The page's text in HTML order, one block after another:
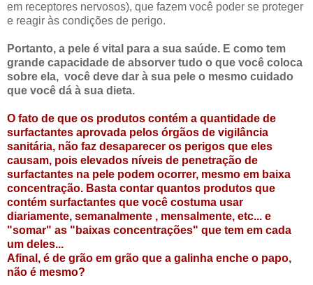
em receptores nervosos), que fazem você poder se proteger
e reagir às condições de perigo.
Portanto, a pele é vital para a sua saúde. E como tem
grande capacidade de absorver tudo o que você coloca
sobre ela, você deve dar à sua pele o mesmo cuidado
que você dá à sua dieta.
O fato de que os produtos contém a quantidade de
surfactantes aprovada pelos órgãos de vigilância
sanitária, não faz desaparecer os perigos que eles
causam, pois elevados níveis de penetração de
surfactantes na pele podem ocorrer, mesmo em baixa
concentração. Basta contar quantos produtos que
contém surfactantes que você costuma usar
diariamente, semanalmente , mensalmente, etc... e
"somar" as "baixas concentrações" que tem em cada
um deles...
Afinal, é de grão em grão que a galinha enche o papo,
não é mesmo?